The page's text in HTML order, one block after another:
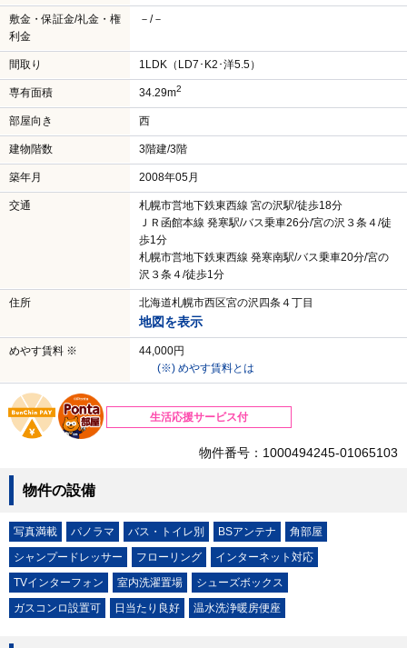
敷金・保証金/礼金・権
利金
－/－
間取り 1LDK（LD7･K2･洋5.5）
専有面積 34.29m2
部屋向き 西
建物階数 3階建/3階
築年月 2008年05月
交通
札幌市営地下鉄東西線 宮の沢駅/徒歩18分
ＪＲ函館本線 発寒駅/バス乗車26分/宮の沢３条４/徒
歩1分
札幌市営地下鉄東西線 発寒南駅/バス乗車20分/宮の
沢３条４/徒歩1分
住所 北海道札幌市西区宮の沢四条４丁目
地図を表示
めやす賃料 ※
44,000円
(※) めやす賃料とは
生活応援サービス付
物件番号：1000494245-01065103
物件の設備
写真満載 パノラマ バス・トイレ別 BSアンテナ
角部屋
シャンプードレッサー
フローリング
インターネット対応
TVインターフォン
室内洗濯置場
シューズボックス
ガスコンロ設置可
日当たり良好 温水洗浄暖房便座